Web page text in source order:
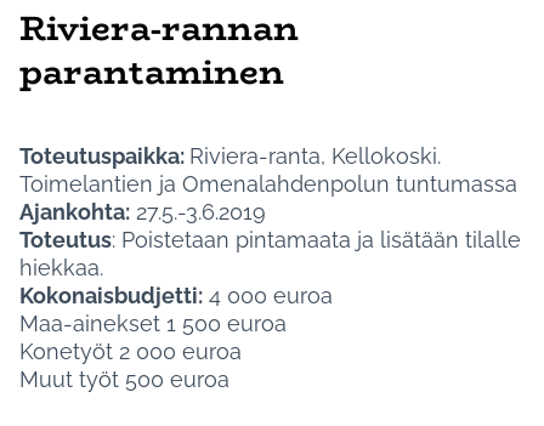
Riviera-rannan
parantaminen
Toteutuspaikka: Riviera-ranta, Kellokoski.
Toimelantien ja Omenalahdenpolun tuntumassa
Ajankohta: 27.5.-3.6.2019
Toteutus: Poistetaan pintamaata ja lisätään tilalle
hiekkaa.
Kokonaisbudjetti: 4 000 euroa
Maa-ainekset 1 500 euroa
Konetyöt 2 000 euroa
Muut työt 500 euroa